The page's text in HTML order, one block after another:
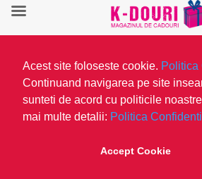
Acest site foloseste cookie. Politica
Continuand navigarea pe site
sunteti de acord cu politicile
mai multe detalii: Politica
Accept Cookie